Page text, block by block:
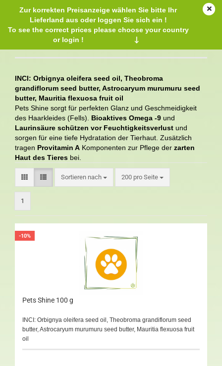
Zur korrekten Preisanzeige wählen Sie bitte Ihr
Lieferland aus oder loggen Sie sich ein !
To see the correct prices please choose your country
or login !
↓
INCI: Orbignya oleifera seed oil, Theobroma
grandiflorum seed butter, Astrocaryum murumuru seed
butter, Mauritia flexuosa fruit oil
Pets Shine sorgt für perfekten Glanz und Geschmeidigkeit
des Haarkleides (Fells). Bioaktives Omega -9 und
Laurinsäure schützen vor Feuchtigkeitsverlust und
sorgen für eine tiefe Hydratation der Tierhaut. Zusätzlich
tragen Provitamin A Komponenten zur Pflege der zarten
Haut des Tieres bei.
Sortieren nach 200 pro Seite
1
-10%
Pets Shine 100 g
INCI: Orbignya oleifera seed oil, Theobroma grandiflorum seed
butter, Astrocaryum murumuru seed butter, Mauritia flexuosa fruit
oil